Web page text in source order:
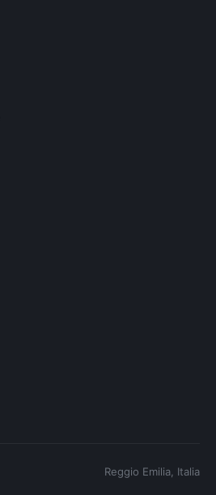
Reggio Emilia, Italia